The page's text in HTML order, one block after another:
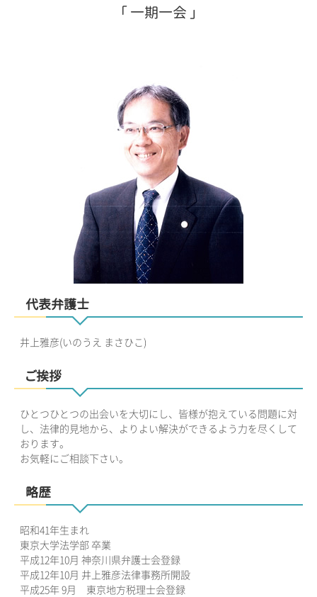
「 一期一会 」
代表弁護士
井上雅彦(いのうえ まさひこ)
ご挨拶
ひとつひとつの出会いを大切にし、皆様が抱えている問題に対
し、法律的見地から、よりよい解決ができるよう力を尽くして
おります。
お気軽にご相談下さい。
略歴
昭和41年生まれ
東京大学法学部 卒業
平成12年10月 神奈川県弁護士会登録
平成12年10月 井上雅彦法律事務所開設
平成25年 9月 東京地方税理士会登録